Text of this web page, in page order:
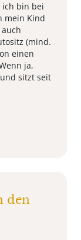
ich bin bei
mein Kind
(mind.
einen
ja,
sitzt seit
den